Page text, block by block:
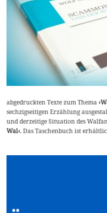
abgedruckten Texte zum Thema
sechzigseitigen Erzählung
und derzeitige Situation des
Wal‹. Das Taschenbuch ist